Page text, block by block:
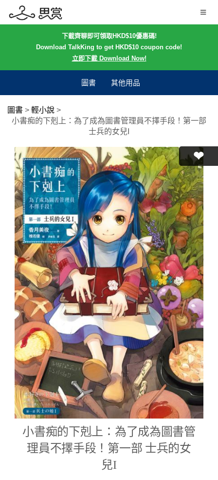
下載齊聊即可領取HKD$10優惠碼!
Download TalkKing to get HKD$10 coupon code!
立即下載 Download Now!
圖書 其他用品
圖書 > 輕小說 >
小書痴的下剋上：為了成為圖書管理員不擇手段！第一部
士兵的女兒I
小書痴的下剋上：為了成為圖書管
理員不擇手段！第一部 士兵的女
兒I